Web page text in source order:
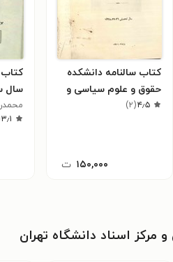
کتاب سالنامه دانشکده
حقوق و علوم سیاسی و
اقتصادی سال ۱۳۲۸
۴٫۵(۲)
۱۵۰,۰۰۰ ت
کتاب
سال
۳٫۱
مرکز اسناد دانشگاه تهران